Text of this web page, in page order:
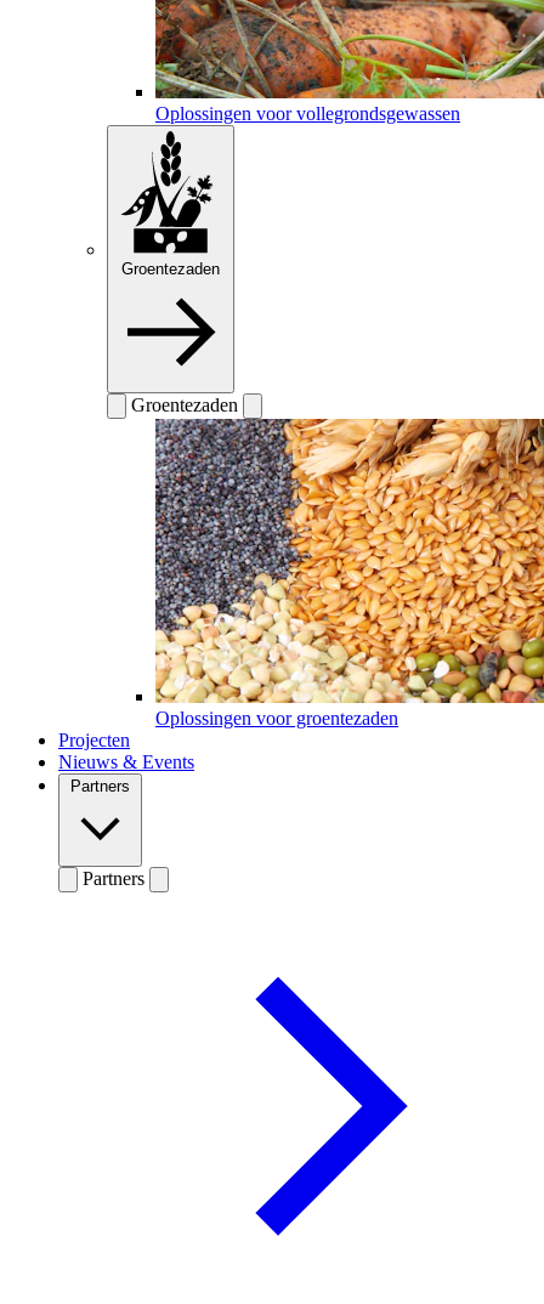
Oplossingen voor vollegrondsgewassen
Groentezaden
Groentezaden
Oplossingen voor groentezaden
Projecten
Nieuws & Events
Partners
Partners